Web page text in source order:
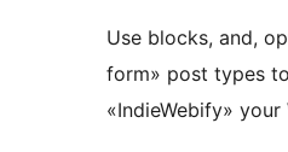
Use blocks, and,
form» post types
«IndieWebify» your